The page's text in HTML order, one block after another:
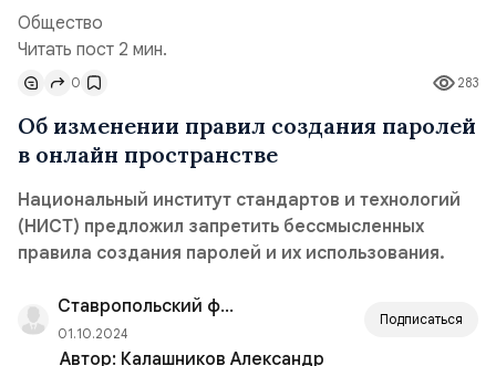
Общество
Читать пост 2 мин.
283
0
Об изменении правил создания паролей
в онлайн пространстве
Национальный институт стандартов и технологий
(НИСТ) предложил запретить бессмысленных
правила создания паролей и их использования.
Ставропольский филиал РАНХиГС
01.10.2024
Подписаться
Автор: Калашников Александр